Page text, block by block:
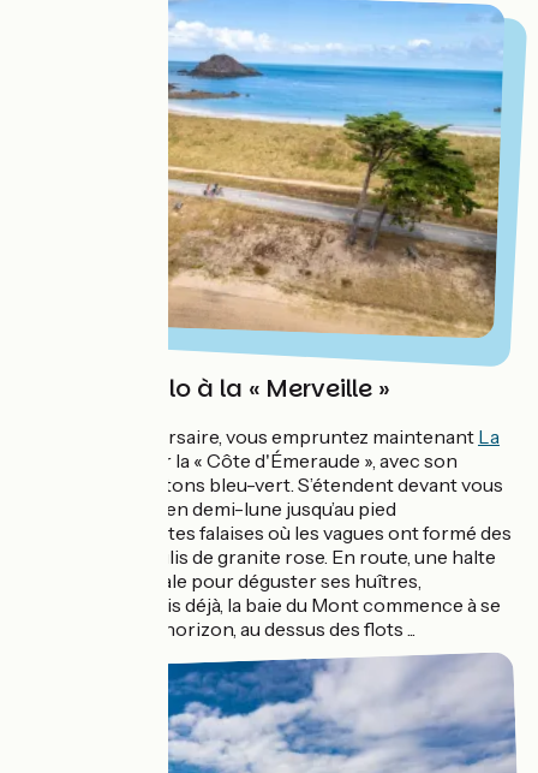
De Saint-Malo à la « Merveille »
Depuis la cité Corsaire, vous empruntez maintenant La
sur la « Côte d'Émeraude », avec son
littoral aux doux tons bleu-vert. S’étendent devant vous
de vastes plages en demi-lune jusqu’au pied
d’impressionnantes falaises où les vagues ont formé des
criques aux éboulis de granite rose. En route, une halte
s'impose à Cancale pour déguster ses huîtres,
évidemment ! Puis déjà, la baie du Mont commence à se
dévoiler, avec à l'horizon, au dessus des flots ...